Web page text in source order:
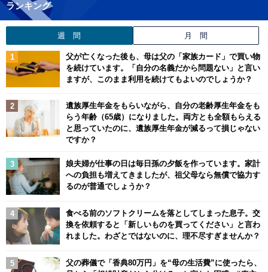
ランキング
週 間 月 間
父が亡くなった後も、母は父の「家族カード」で買い物
を続けています。「自分の名義だから問題ない」と言い
ますが、このまま利用を続けてもよいのでしょうか？
遺族厚生年金をもらいながら、自分の老齢厚生年金をも
らう年齢（65歳）になりました。両方とも全額もらえる
と思っていたのに、遺族厚生年金が減るって損じゃない
ですか？
娘夫婦が仕事の日は毎日孫の夕飯を作っています。家計
への負担も増えてきましたが、祖父母なら無償で協力す
るのが普通でしょうか？
食べる前のソフトクリームを落としてしまった息子。交
換を依頼すると「新しいものを買ってください」と言わ
れました。わざとではないのに、理不尽すぎませんか？
父の葬儀で「香典80万円」を“母の生活費”に使ったら、